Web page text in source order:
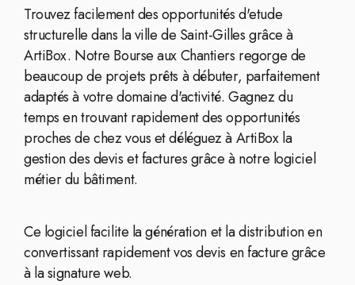
Trouvez facilement des opportunités d'etude
structurelle dans la ville de Saint-Gilles grâce à
ArtiBox. Notre Bourse aux Chantiers regorge de
beaucoup de projets prêts à débuter, parfaitement
adaptés à votre domaine d'activité. Gagnez du
temps en trouvant rapidement des opportunités
proches de chez vous et déléguez à ArtiBox la
gestion des devis et factures grâce à notre logiciel
métier du bâtiment.
Ce logiciel facilite la génération et la distribution en
convertissant rapidement vos devis en facture grâce
à la signature web.